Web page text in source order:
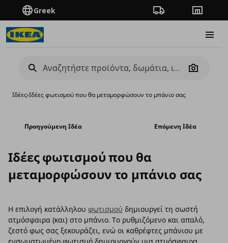
Greek Πορεία παραγγελίας
Camera
Ιδέες›Ιδέες φωτισμού που θα μεταμορφώσουν το μπάνιο σας
Προηγούμενη Ιδέα Επόμενη Ιδέα
Ιδέες φωτισμού που θα
μεταμορφώσουν το μπάνιο σας
Η επιλογή κατάλληλου φωτισμού δημιουργεί τη σωστή
ατμόσφαιρα (και) στο μπάνιο. Το ρυθμιζόμενο και απαλό,
ζεστό φως σας ξεκουράζει, ενώ οι καθρέφτες μπάνιου με